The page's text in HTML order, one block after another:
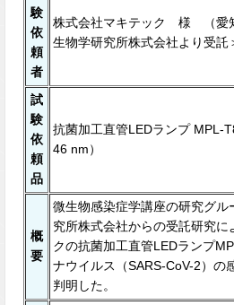
験
依
頼
者
株式会社マキテック 様 （愛
生物学研究所株式会社より受託
試
験
依
頼
品
抗菌加⼯直管LEDランプ MPL-
46 nm）
概
要
微生物感染症学講座の研究グ
究所株式会社からの受託研究に
クの抗菌加⼯直管LEDランプ
ナウイルス（SARS-CoV-2）の
判明した。